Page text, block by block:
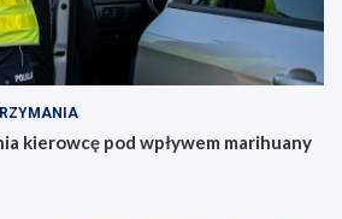
kierowcę pod wpływem marihuany